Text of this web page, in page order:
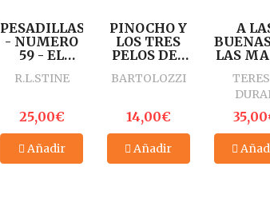
PESADILLAS
- NUMERO
59 - EL
DEL
R.L. STINE -
EDICIONES
B
R.L.STINE
25,00€
Añadir
PINOCHO Y
LOS TRES
PELOS DEL
FILOMEN -
PINOCHO
CONTRA
CHAPETE -
EDITORIAL
CALLEJA
BARTOLOZZI
14,00€
Añadir
A
LAS
DE
Y
2007